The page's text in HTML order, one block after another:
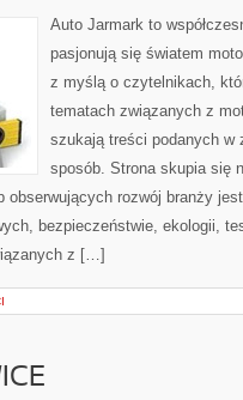
Auto Jarmark to
pasjonują się światem
z myślą o czytelnikach,
tematach związanych z
szukają treści podanych w
sposób. Strona skupia się
obserwujących rozwój branży
bezpieczeństwie, ekologii,
z […]